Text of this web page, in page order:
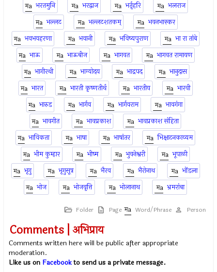
भरतमुनि
भरद्वाज भर्तृहरि
भलराज
भल्लट
भल्लटशतकम्
भवनभास्कर
भवभयहरणा
भवानी भविष्यपुराण
भा रा तांबे
भाऊ
भाऊबीज भागवत
भागवत रामायण
भागीरथी
भाग्योदय भाद्रपद
भानुदास
भारत
भारती कृष्णतीर्थ भारतीय
भारवी
भारुड
भार्गव भार्गवराम
भावगंगा
भावगीत
भावप्रकाश
भावप्रकाश संहिता
भाविकता
भाषा भाषांतर
भिक्षाटनकाव्यम
भीम कुम्हार
भीष्म भुवनेश्वरी
भूपाळी
भृगु
भृगुसूत्र भैरव भैरोनाथ
भोंडला
भोज
भोजवृत्ति भोलानाथ भ्रमरांबा
Folder Page Word/Phrase Person
Comments | अभिप्राय
Comments written here will be public after appropriate
moderation.
Like us on Facebookto send us a private message.